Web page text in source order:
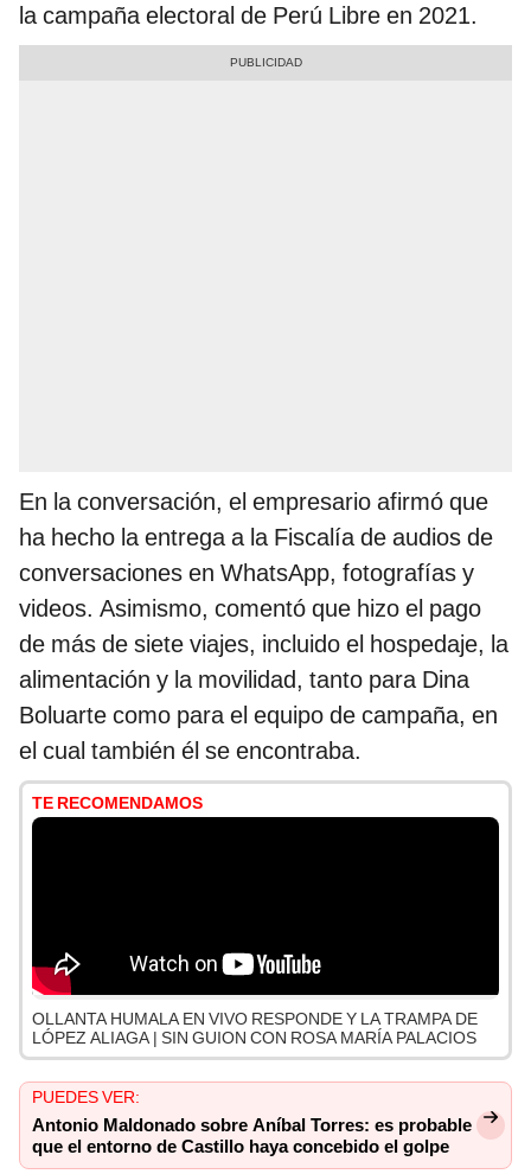
la campaña electoral de Perú Libre en 2021.
En la conversación, el empresario afirmó que
ha hecho la entrega a la Fiscalía de audios de
conversaciones en WhatsApp, fotografías y
videos. Asimismo, comentó que hizo el pago
de más de siete viajes, incluido el hospedaje, la
alimentación y la movilidad, tanto para Dina
Boluarte como para el equipo de campaña, en
el cual también él se encontraba.
TE RECOMENDAMOS
OLLANTA HUMALA EN VIVO RESPONDE Y LA TRAMPA DE
LÓPEZ ALIAGA | SIN GUION CON ROSA MARÍA PALACIOS
PUEDES VER:
Antonio Maldonado sobre Aníbal Torres: es probable
que el entorno de Castillo haya concebido el golpe